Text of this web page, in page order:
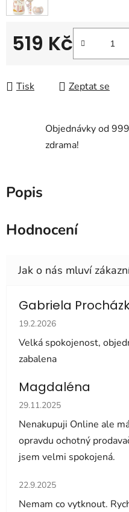
519 Kč
Tisk Zeptat se
Objednávky od
zdrama!
Popis
Hodnocení
Gabriela
Hodnocení obchodu je 5 z
19.2.2026
Velká spokojenost,
zabalena
Magdaléna
Hodnocení obchodu je 5 z
29.11.2025
Nenakupuji Online ale
opravdu ochotný
jsem velmi spokojená.
Hodnocení obchodu je 5 z
22.9.2025
Nemam co vytknout.